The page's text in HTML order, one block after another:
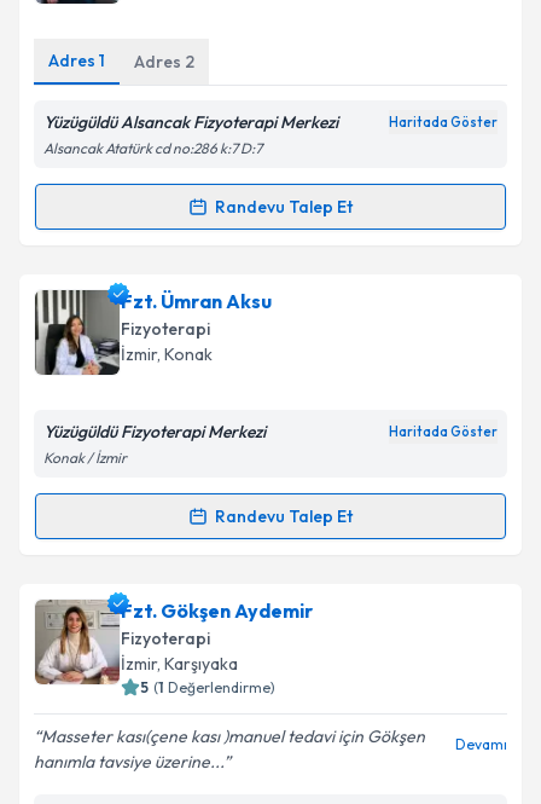
Adres 1 Adres 2
Yüzügüldü Alsancak Fizyoterapi Merkezi Haritada Göster
Alsancak Atatürk cd no:286 k:7 D:7
Randevu Talep Et
Randevu Takvimi Talebi
Fzt. Rıdvan Yüzügüldüiçin randevu takvimi talebi
oluşturun. Size bu uzmandan randevu almanız için bir
takvim hazırlandığında e-posta ile bilgilendireceğiz.
Kişisel verilerimin işlenmesine ilişkin
Metni'ni okudum ve kişisel verilerimin belirtilen
Takvim Talebini Gönder
Fzt. Ümran Aksu
Fizyoterapi
İzmir, Konak
Yüzügüldü Fizyoterapi Merkezi Haritada Göster
Konak / İzmir
Randevu Talep Et
Randevu Takvimi Talebi
Fzt. Ümran Aksuiçin randevu takvimi talebi
oluşturun. Size bu uzmandan randevu almanız için bir
takvim hazırlandığında e-posta ile bilgilendireceğiz.
Fzt. Gökşen Aydemir
Fizyoterapi
İzmir, Karşıyaka
5 (1 Değerlendirme)
Masseter kası(çene kası )manuel tedavi için Gökşen
hanımla tavsiye üzerine...
Devamı